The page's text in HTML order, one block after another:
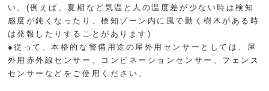
い。(例えば、夏期など気温と人の温度差が少ない時は検知
感度が鈍くなったり、検知ゾーン内に風で動く樹木がある時
は発報したりすることがあります)
●従って、本格的な警備用途の屋外用センサーとしては、屋
外用赤外線センサー、コンビネーションセンサー、フェンス
センサーなどをご使用ください。